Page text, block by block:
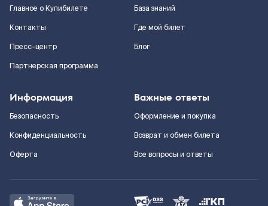
Главное о Купибилете
Контакты
Пресс-центр
Партнерская программа
База знаний
Где мой билет
Блог
Информация
Безопасность
Конфиденциальность
Оферта
Важные ответы
Оформление и покупка
Возврат и обмен билета
Все вопросы и ответы